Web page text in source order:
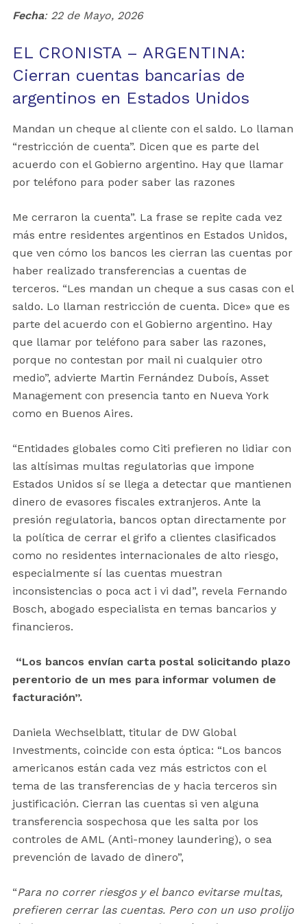
Fecha: 22 de Mayo, 2026
EL CRONISTA – ARGENTINA:
Cierran cuentas bancarias de
argentinos en Estados Unidos
Mandan un cheque al cliente con el saldo. Lo llaman
“restricción de cuenta”. Dicen que es parte del
acuerdo con el Gobierno argentino. Hay que llamar
por teléfono para poder saber las razones
Me cerraron la cuenta”. La frase se repite cada vez
más entre residentes argentinos en Estados Unidos,
que ven cómo los bancos les cierran las cuentas por
haber realizado transferencias a cuentas de
terceros. “Les mandan un cheque a sus casas con el
saldo. Lo llaman restricción de cuenta. Dice» que es
parte del acuerdo con el Gobierno argentino. Hay
que llamar por teléfono para saber las razones,
porque no contestan por mail ni cualquier otro
medio”, advierte Martin Fernández Duboís, Asset
Management con presencia tanto en Nueva York
como en Buenos Aires.
“Entidades globales como Citi prefieren no lidiar con
las altísimas multas regulatorias que impone
Estados Unidos sí se llega a detectar que mantienen
dinero de evasores fiscales extranjeros. Ante la
presión regulatoria, bancos optan directamente por
la política de cerrar el grifo a clientes clasificados
como no residentes internacionales de alto riesgo,
especialmente sí las cuentas muestran
inconsistencias o poca act i vi dad”, revela Fernando
Bosch, abogado especialista en temas bancarios y
financieros.
“Los bancos envían carta postal solicitando plazo
perentorio de un mes para informar volumen de
facturación”.
Daniela Wechselblatt, titular de DW Global
Investments, coincide con esta óptica: “Los bancos
americanos están cada vez más estrictos con el
tema de las transferencias de y hacia terceros sin
justificación. Cierran las cuentas si ven alguna
transferencia sospechosa que les salta por los
controles de AML (Anti-money laundering), o sea
prevención de lavado de dinero”,
“Para no correr riesgos y el banco evitarse multas,
prefieren cerrar las cuentas. Pero con un uso prolijo